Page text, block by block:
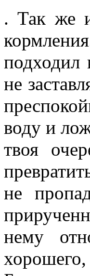
. Так же
не
воду и
твоя
не
нему